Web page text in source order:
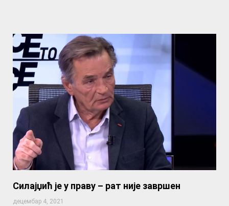
Силајџић је у праву – рат није завршен
децембар 4, 2021